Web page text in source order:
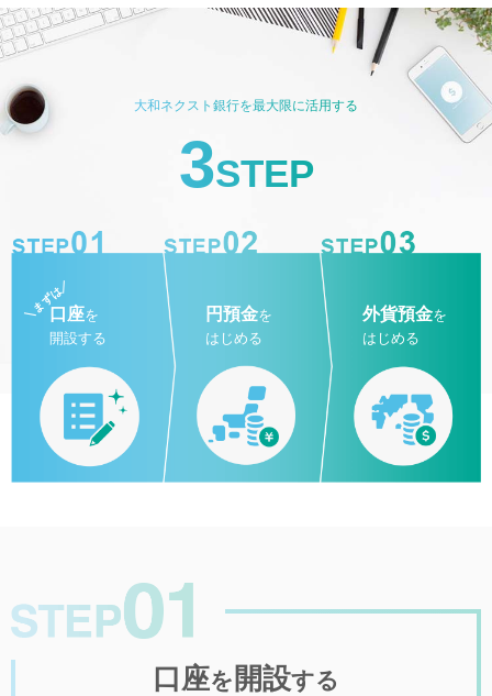
大和ネクスト銀行を最大限に活用する
3STEP
＼まずは
／
口座を
開設する
円預金を
はじめる
外貨預金を
はじめる
口座を 開設する